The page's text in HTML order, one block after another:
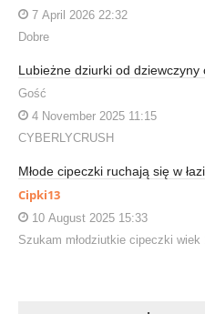
7 April 2026 22:32
Dobre
Lubieżne dziurki od dziewczyny
Gość
4 November 2025 11:15
CYBERLYCRUSH
Młode cipeczki ruchają się w
Cipki13
10 August 2025 15:33
Szukam młodziutkie cipeczki wiek